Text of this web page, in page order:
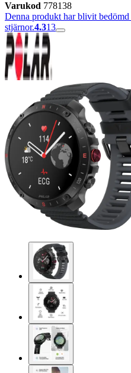
Varukod 778138
Denna produkt har blivit
stjärnor.4.313